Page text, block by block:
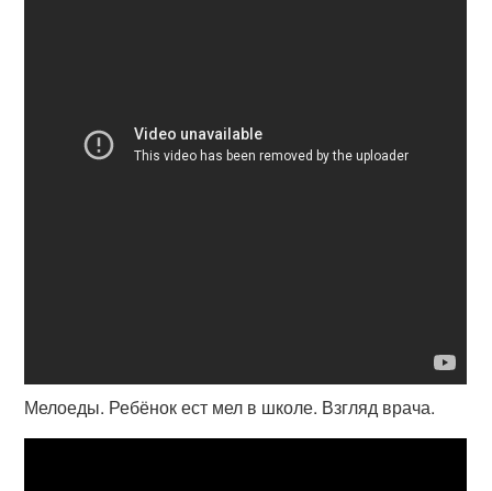
Мелоеды. Ребёнок ест мел в школе. Взгляд врача.